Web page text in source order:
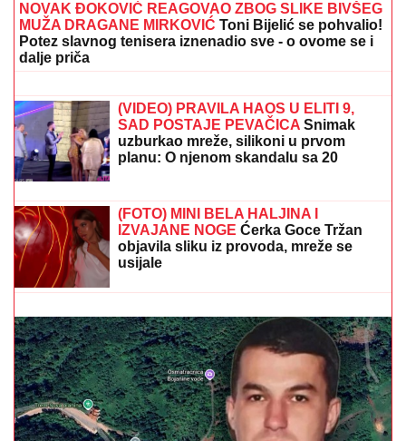
NOVAK ĐOKOVIĆ REAGOVAO ZBOG SLIKE BIVŠEG
MUŽA DRAGANE MIRKOVIĆ Toni Bijelić se pohvalio!
Potez slavnog tenisera iznenadio sve - o ovome se i
dalje priča
ZADESILA NOVA NEPRIJATNOST NA
ADI BOJANI Prolazi kroz agoniju,
oglasila se i otkrila šta se dešava
nakon haosa sa Terzom
uzburkao mreže, silikoni u prvom
planu: O njenom skandalu sa 20
godina starijim brujao Balkan